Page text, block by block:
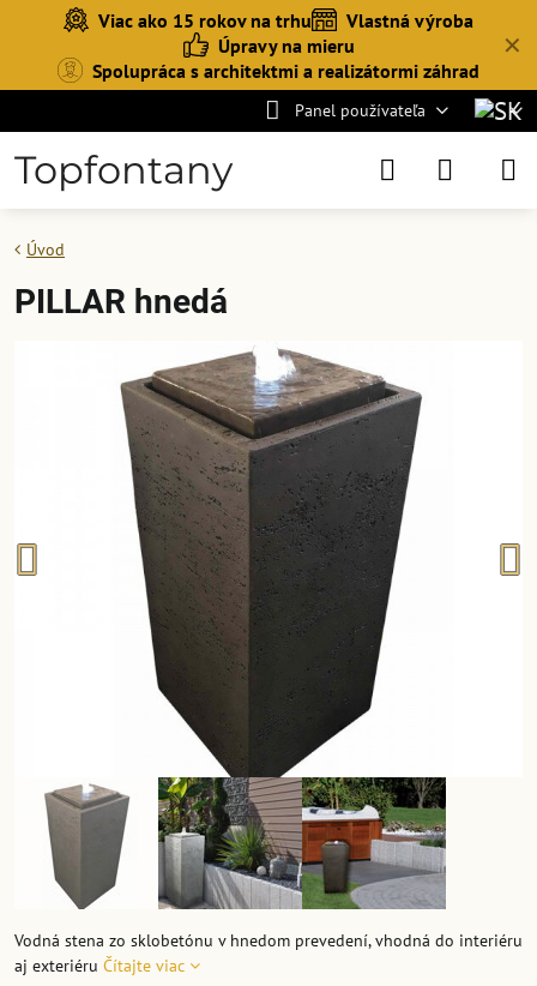
✕
Viac ako 15 rokov na trhu
Vlastná výroba
Úpravy na mieru
Spolupráca s architektmi a realizátormi záhrad
Panel používateľa
Topfontany
Úvod
PILLAR hnedá
Vodná stena zo sklobetónu v hnedom prevedení, vhodná do interiéru
aj exteriéru Čítajte viac